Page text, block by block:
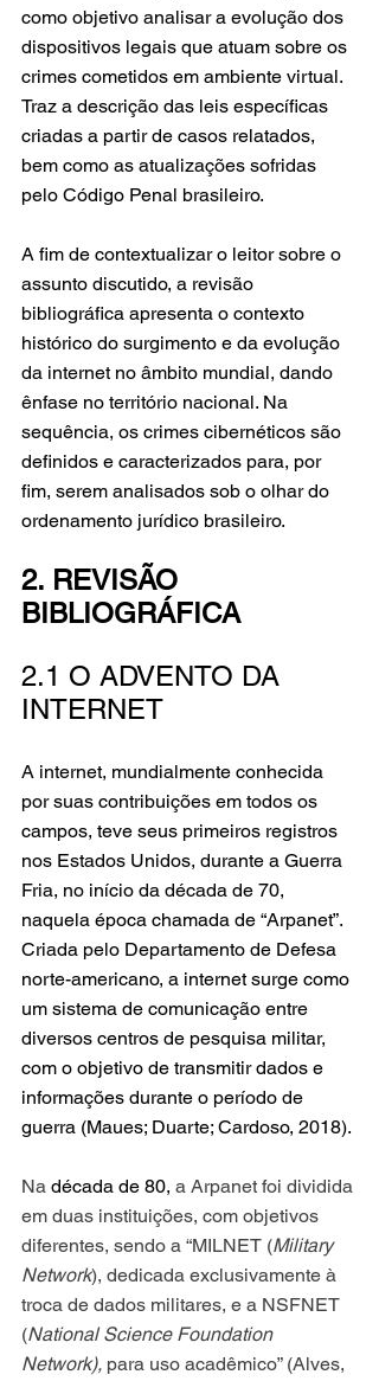
como objetivo analisar a evolução dos
dispositivos legais que atuam sobre os
crimes cometidos em ambiente virtual.
Traz a descrição das leis específicas
criadas a partir de casos relatados,
bem como as atualizações sofridas
pelo Código Penal brasileiro.
A fim de contextualizar o leitor sobre o
assunto discutido, a revisão
bibliográfica apresenta o contexto
histórico do surgimento e da evolução
da internet no âmbito mundial, dando
ênfase no território nacional. Na
sequência, os crimes cibernéticos são
definidos e caracterizados para, por
fim, serem analisados sob o olhar do
ordenamento jurídico brasileiro.
2. REVISÃO
BIBLIOGRÁFICA
2.1 O ADVENTO DA
INTERNET
A internet, mundialmente conhecida
por suas contribuições em todos os
campos, teve seus primeiros registros
nos Estados Unidos, durante a Guerra
Fria, no início da década de 70,
naquela época chamada de “Arpanet”.
Criada pelo Departamento de Defesa
norte-americano, a internet surge como
um sistema de comunicação entre
diversos centros de pesquisa militar,
com o objetivo de transmitir dados e
informações durante o período de
guerra (Maues; Duarte; Cardoso, 2018).
Na década de 80, a Arpanet foi dividida
em duas instituições, com objetivos
diferentes, sendo a “MILNET (Military
Network), dedicada exclusivamente à
troca de dados militares, e a NSFNET
(National Science Foundation
Network), para uso acadêmico” (Alves,